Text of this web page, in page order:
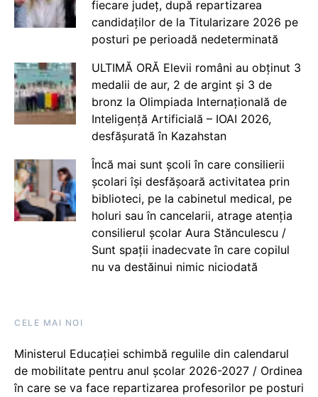
fiecare județ, după repartizarea
candidaților de la Titularizare 2026 pe
posturi pe perioadă nedeterminată
ULTIMĂ ORĂ Elevii români au obținut 3
medalii de aur, 2 de argint și 3 de
bronz la Olimpiada Internațională de
Inteligență Artificială – IOAI 2026,
desfășurată în Kazahstan
Încă mai sunt școli în care consilierii
școlari își desfășoară activitatea prin
biblioteci, pe la cabinetul medical, pe
holuri sau în cancelarii, atrage atenția
consilierul școlar Aura Stănculescu /
Sunt spații inadecvate în care copilul
nu va destăinui nimic niciodată
CELE MAI NOI
Ministerul Educației schimbă regulile din calendarul
de mobilitate pentru anul școlar 2026-2027 / Ordinea
în care se va face repartizarea profesorilor pe posturi